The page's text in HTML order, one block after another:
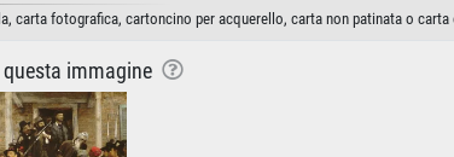
carta fotografica, cartoncino per acquerello, carta non patinata o carta
immagine